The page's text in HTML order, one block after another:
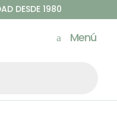
DESDE 1980
Menú